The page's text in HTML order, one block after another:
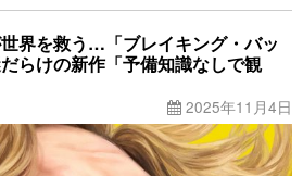
界を救う…「ブレイキング・バッ
らけの新作「予備知識なしで観
2025年11月4日